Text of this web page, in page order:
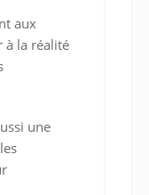
aux
à la réalité
une